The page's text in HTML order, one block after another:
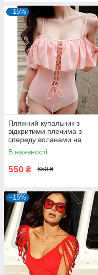
–15%
Пляжний купальник з
відкритими плечима з
спереду воланами на
шнурівці
В наявності
550 ₴ 650 ₴
–15%